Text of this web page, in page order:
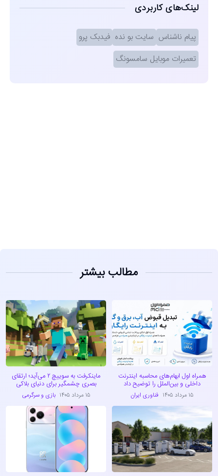
لینک‌های کاربردی
پیام ناشناس سایت بو نده فیدبک پرو
تعمیرات موبایل سامسونگ
مطالب بیشتر
همراه اول ابهام‌های محاسبه اینترنت
داخلی و بین‌الملل را توضیح داد
۱۵ مرداد ۱۴۰۵ فناوری ایران
ماینکرفت به سوییچ ۲ می‌آید؛ ارتقای
بصری چشمگیر برای دنیای بلاکی
۱۵ مرداد ۱۴۰۵ بازی و سرگرمی